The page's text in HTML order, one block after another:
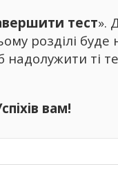
тест».
розділі буде
ті
вам!